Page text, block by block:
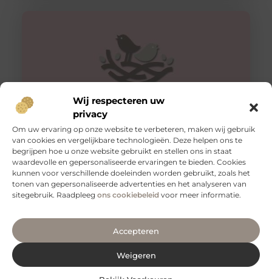
Wij respecteren uw
privacy
Om uw ervaring op onze website te verbeteren, maken wij gebruik
van cookies en vergelijkbare technologieën. Deze helpen ons te
begrijpen hoe u onze website gebruikt en stellen ons in staat
waardevolle en gepersonaliseerde ervaringen te bieden. Cookies
kunnen voor verschillende doeleinden worden gebruikt, zoals het
tonen van gepersonaliseerde advertenties en het analyseren van
sitegebruik. Raadpleeg ons cookiebeleid voor meer informatie.
Accepteren
Weigeren
Tips voor een goede rug
Een gezonde en sterke rug is essentieel voor een goed
functioneren van je lichaam. Het is niet alleen belangrijk
voor